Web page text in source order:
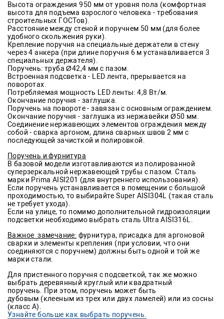
Высота ограждения 950 мм от уровня пола (комфортная
высота для подъема взрослого человека - требования
строительных ГОСТов).
Расстояние между стеной и поручнем 50 мм (для более
удобного скольжения руки).
Крепление поручня на специальные держатели в стену
через 4 анкера (при длине поручня 6 м устанавливается 3
специальных держателя).
Поручень: труба Ø42,4 мм с пазом.
Встроенная подсветка - LED лента, прерывается на
поворотах.
Потребляемая мощность LED ленты: 4,8 Вт/м.
Окончание поручня - заглушка.
Поручень на повороте - завязан с основным ограждением.
Окончание поручня - заглушка из нержавейки Ø50 мм.
Соединение нержавеющих элементов ограждения между
собой - сварка аргоном, длина сварных швов 2 мм с
последующей зачисткой и полировкой.
Поручень и фурнитура
В базовой модели изготавливаются из полированной
суперзеркальной нержавеющей трубы с пазом. Сталь
марки Prima AISI201 (для внутреннего использования).
Если поручень устанавливается в помещении с большой
проходимостью, то выбирайте Super AISI304L (такая сталь
не требует ухода).
Если на улице, то помимо дополнительной гидроизоляции
подсветки необходимо выбрать сталь Ultra AISI316L.
Важное замечание: фурнитура, присадка для аргоновой
сварки и элементы крепления (при условии, что они
соединяются с поручнем) должны быть одной и той же
марки стали.
Для пристенного поручня с подсветкой, так же можно
выбрать деревянный круглый или квадратный
поручень. При этом, поручень может быть
дубовым (клееным из трех или двух ламелей) или из сосны
(класс А).
Узнайте больше как выбрать поручень.